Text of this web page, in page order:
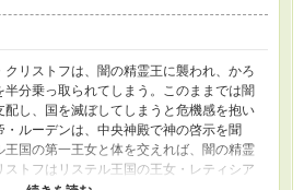
クリストフは、闇の精霊王に襲われ、かろ
半分乗っ取られてしまう。このままでは闇
し、国を滅ぼしてしまうと危機感を抱い
ルーデンは、中央神殿で神の啓示を聞
王国の第一王女と体を交えれば、闇の精霊
ストフはリステル王国の王女・レティシア